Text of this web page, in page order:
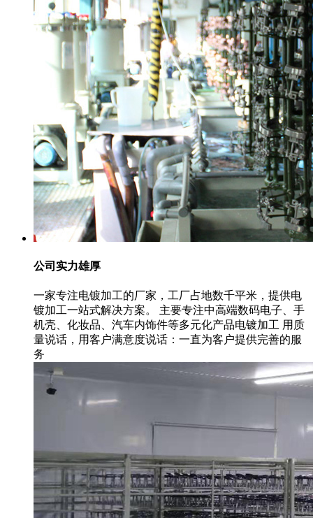
公司实力雄厚
一家专注电镀加工的厂家，工厂占地数千平米，提供电
镀加工一站式解决方案。 主要专注中高端数码电子、手
机壳、化妆品、汽车内饰件等多元化产品电镀加工 用质
量说话，用客户满意度说话：一直为客户提供完善的服
务